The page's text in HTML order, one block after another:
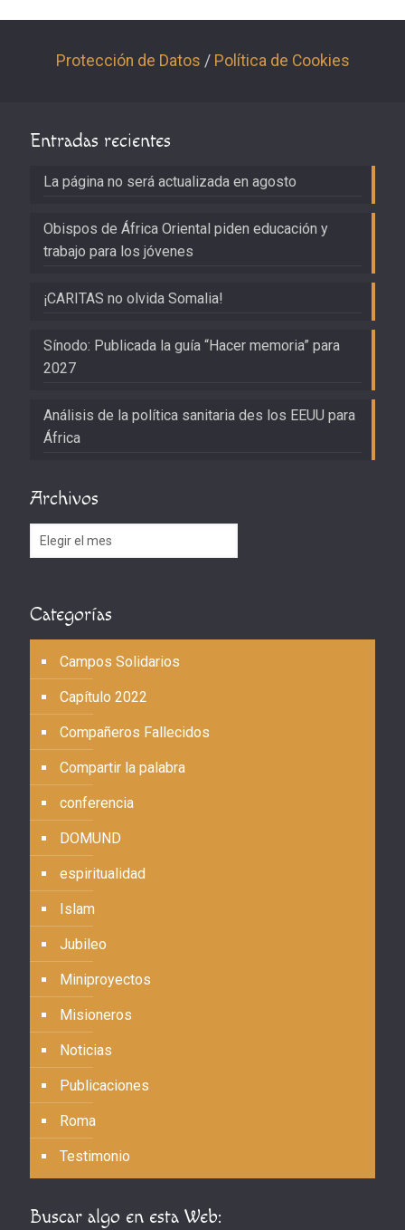
Protección de Datos / Política de Cookies
Entradas recientes
La página no será actualizada en agosto
Obispos de África Oriental piden educación y
trabajo para los jóvenes
¡CARITAS no olvida Somalia!
Sínodo: Publicada la guía “Hacer memoria” para
2027
Análisis de la política sanitaria des los EEUU para
África
Archivos
Archivos
Categorías
Campos Solidarios
Capítulo 2022
Compañeros Fallecidos
Compartir la palabra
conferencia
DOMUND
espiritualidad
Islam
Jubileo
Miniproyectos
Misioneros
Noticias
Publicaciones
Roma
Testimonio
Buscar algo en esta Web: